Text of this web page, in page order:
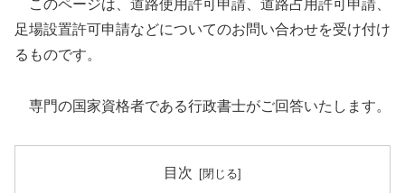
このページは、道路使用許可申請、道路占用許可申請、
足場設置許可申請などについてのお問い合わせを受け付け
るものです。
専門の国家資格者である行政書士がご回答いたします。
目次